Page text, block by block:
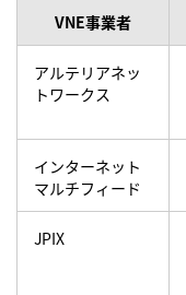
VNE事業者
アルテリアネッ
トワークス
インターネット
マルチフィード
JPIX